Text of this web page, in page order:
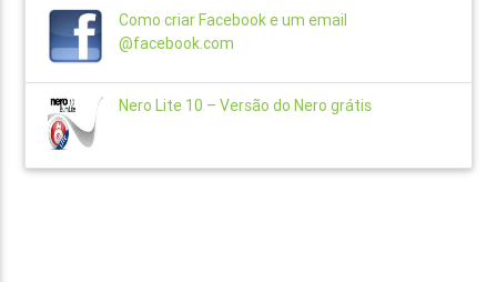
Como criar Facebook e um email
@facebook.com
Nero Lite 10 – Versão do Nero grátis